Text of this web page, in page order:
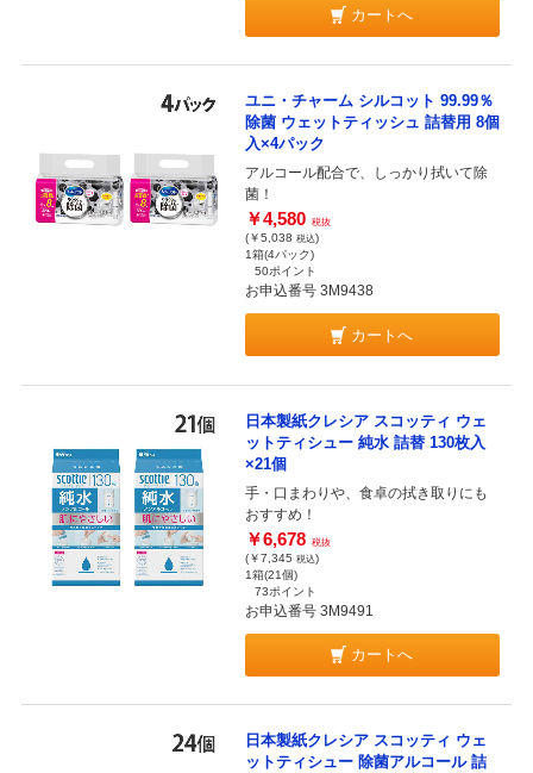
カートへ
ユニ・チャーム シルコット 99.99％
除菌 ウェットティッシュ 詰替用 8個
入×4パック
アルコール配合で、しっかり拭いて除
菌！
￥4,580 税抜
(￥5,038 税込)
1箱(4パック)
50ポイント
お申込番号 3M9438
カートへ
日本製紙クレシア スコッティ ウェ
ットティシュー 純水 詰替 130枚入
×21個
手・口まわりや、食卓の拭き取りにも
おすすめ！
￥6,678 税抜
(￥7,345 税込)
1箱(21個)
73ポイント
お申込番号 3M9491
カートへ
日本製紙クレシア スコッティ ウェ
ットティシュー 除菌アルコール 詰